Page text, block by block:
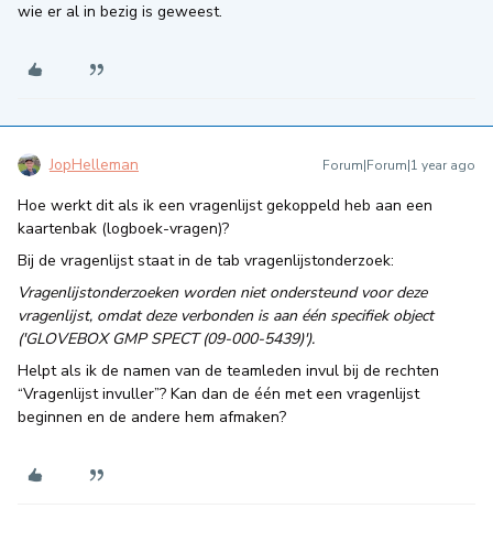
wie er al in bezig is geweest.
JopHelleman Forum|Forum|1 year ago
Hoe werkt dit als ik een vragenlijst gekoppeld heb aan een
kaartenbak (logboek-vragen)?
Bij de vragenlijst staat in de tab vragenlijstonderzoek:
Vragenlijstonderzoeken worden niet ondersteund voor deze
vragenlijst, omdat deze verbonden is aan één specifiek object
('GLOVEBOX GMP SPECT (09-000-5439)').
Helpt als ik de namen van de teamleden invul bij de rechten
“Vragenlijst invuller”? Kan dan de één met een vragenlijst
beginnen en de andere hem afmaken?